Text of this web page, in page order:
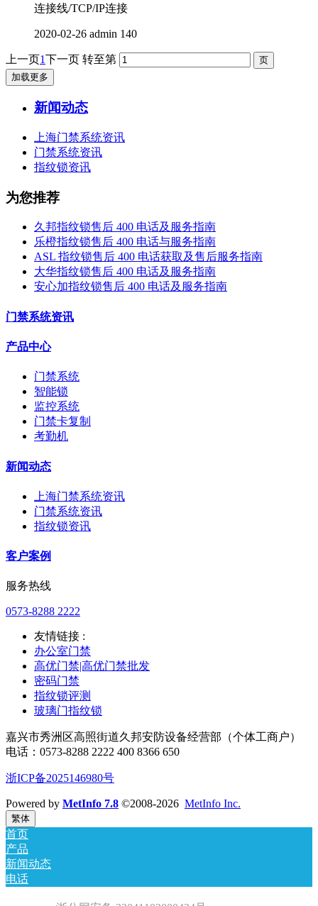
连接线/TCP/IP连接
2020-02-26 admin 140
上一页1下一页 转至第
加载更多
新闻动态
上海门禁系统资讯
门禁系统资讯
指纹锁资讯
为您推荐
久邦指纹锁售后 400 电话及服务指南
乐橙指纹锁售后 400 电话与服务指南
ASL 指纹锁售后 400 电话获取及售后服务指南
大华指纹锁售后 400 电话及服务指南
安心加指纹锁售后 400 电话及服务指南
门禁系统资讯
产品中心
门禁系统
智能锁
监控系统
门禁卡复制
考勤机
新闻动态
上海门禁系统资讯
门禁系统资讯
指纹锁资讯
客户案例
服务热线
0573-8288 2222
友情链接 :
办公室门禁
高优门禁|高优门禁批发
密码门禁
指纹锁评测
玻璃门指纹锁
嘉兴市秀洲区高照街道久邦安防设备经营部（个体工商户）
电话：0573-8288 2222 400 8366 650
浙ICP备2025146980号
Powered by MetInfo 7.8 ©2008-2026 MetInfo Inc.
繁体
首页
产品
新闻动态
电话